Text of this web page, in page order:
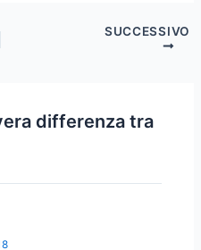
SUCCESSIVO
differenza tra